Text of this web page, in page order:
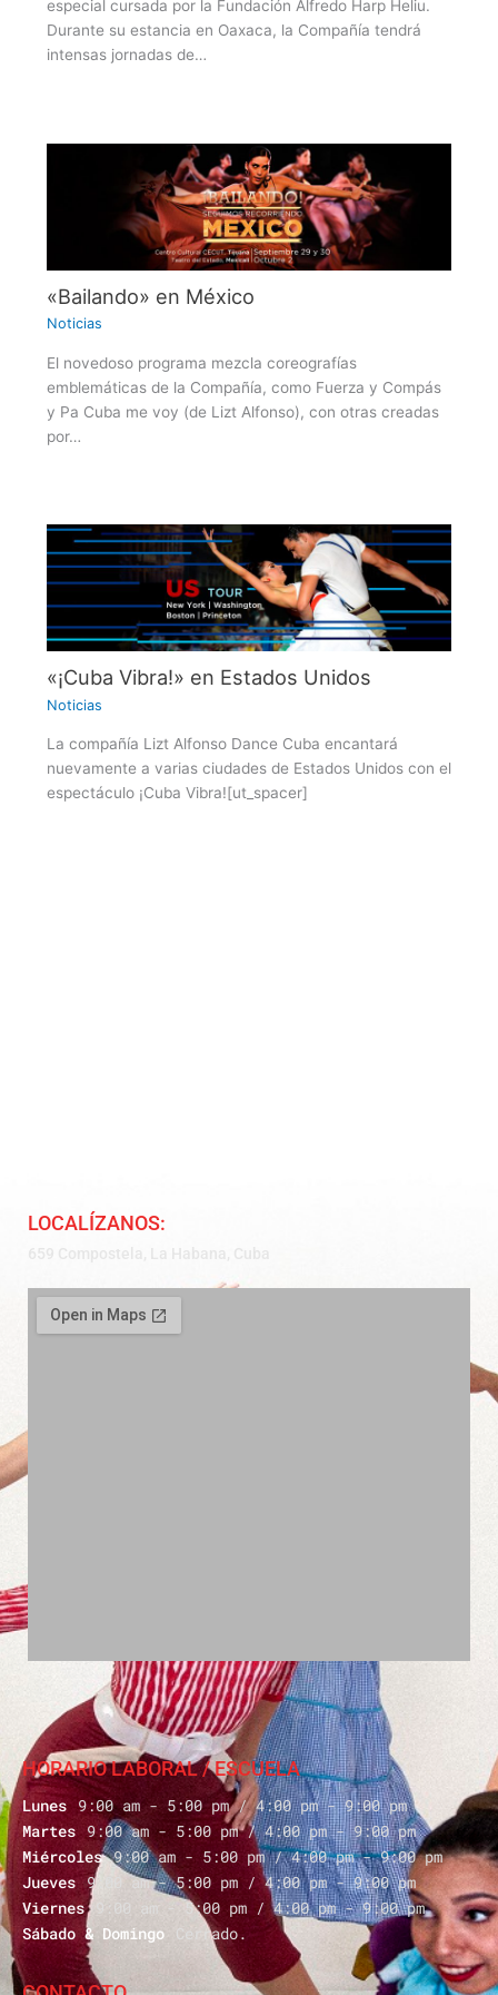
especial cursada por la Fundación Alfredo Harp Heliu.
Durante su estancia en Oaxaca, la Compañía tendrá
intensas jornadas de…
«Bailando» en México
Noticias
El novedoso programa mezcla coreografías
emblemáticas de la Compañía, como Fuerza y Compás
y Pa Cuba me voy (de Lizt Alfonso), con otras creadas
por…
«¡Cuba Vibra!» en Estados Unidos
Noticias
La compañía Lizt Alfonso Dance Cuba encantará
nuevamente a varias ciudades de Estados Unidos con el
espectáculo ¡Cuba Vibra![ut_spacer]
LOCALÍZANOS:
HORARIO LABORAL / ESCUELA
Lunes 9:00 am - 5:00 pm / 4:00 pm - 9:00 pm
Martes 9:00 am - 5:00 pm / 4:00 pm - 9:00 pm
Miércoles 9:00 am - 5:00 pm / 4:00 pm - 9:00 pm
Jueves 9:00 am - 5:00 pm / 4:00 pm - 9:00 pm
Viernes
9:00 am - 5:00 pm / 4:00 pm - 9:00 pm
Sábado & Domingo
Cerrado.